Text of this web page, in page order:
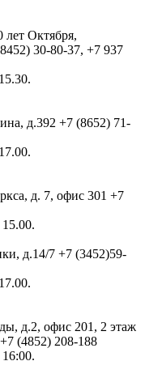
лет Октября,
30-80-37, +7 937
д.392 +7 (8652) 71-
д. 7, офис 301 +7
д.14/7 +7 (3452)59-
д.2, офис 201, 2 этаж
+7 (4852) 208-188